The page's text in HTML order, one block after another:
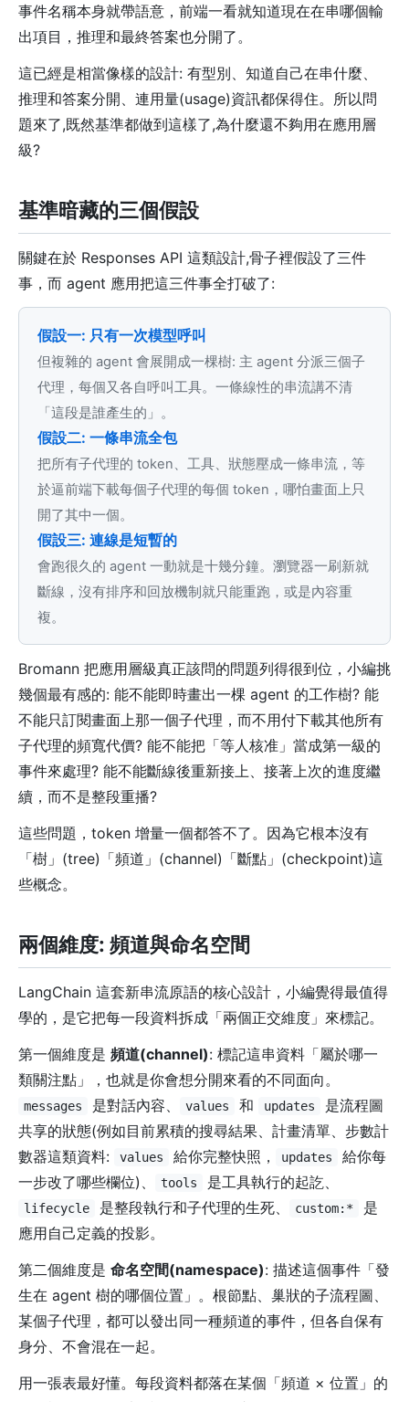
事件名稱本身就帶語意，前端一看就知道現在在串哪個輸
出項目，推理和最終答案也分開了。
這已經是相當像樣的設計: 有型別、知道自己在串什麼、
推理和答案分開、連用量(usage)資訊都保得住。所以問
題來了,既然基準都做到這樣了,為什麼還不夠用在應用層
級?
基準暗藏的三個假設
關鍵在於 Responses API 這類設計,骨子裡假設了三件
事，而 agent 應用把這三件事全打破了:
假設一: 只有一次模型呼叫
但複雜的 agent 會展開成一棵樹: 主 agent 分派三個子
代理，每個又各自呼叫工具。一條線性的串流講不清
「這段是誰產生的」。
假設二: 一條串流全包
把所有子代理的 token、工具、狀態壓成一條串流，等
於逼前端下載每個子代理的每個 token，哪怕畫面上只
開了其中一個。
假設三: 連線是短暫的
會跑很久的 agent 一動就是十幾分鐘。瀏覽器一刷新就
斷線，沒有排序和回放機制就只能重跑，或是內容重
複。
Bromann 把應用層級真正該問的問題列得很到位，小編挑
幾個最有感的: 能不能即時畫出一棵 agent 的工作樹? 能
不能只訂閱畫面上那一個子代理，而不用付下載其他所有
子代理的頻寬代價? 能不能把「等人核准」當成第一級的
事件來處理? 能不能斷線後重新接上、接著上次的進度繼
續，而不是整段重播?
這些問題，token 增量一個都答不了。因為它根本沒有
「樹」(tree)「頻道」(channel)「斷點」(checkpoint)這
些概念。
兩個維度: 頻道與命名空間
LangChain 這套新串流原語的核心設計，小編覺得最值得
學的，是它把每一段資料拆成「兩個正交維度」來標記。
第一個維度是 頻道(channel): 標記這串資料「屬於哪一
類關注點」，也就是你會想分開來看的不同面向。
messages 是對話內容、 values 和 updates
是流程圖
共享的狀態(例如目前累積的搜尋結果、計畫清單、步數計
數器這類資料:
values 給你完整快照， updates
給你每
一步改了哪些欄位)、
tools 是工具執行的起訖、
lifecycle 是整段執行和子代理的生死、 custom:*
是
應用自己定義的投影。
第二個維度是 命名空間(namespace): 描述這個事件「發
生在 agent 樹的哪個位置」。根節點、巢狀的子流程圖、
某個子代理，都可以發出同一種頻道的事件，但各自保有
身分、不會混在一起。
用一張表最好懂。每段資料都落在某個「頻道 × 位置」的